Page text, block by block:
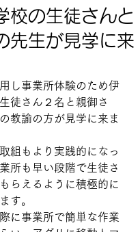
校の生徒さんと
先生が見学に来
し事業所体験のため伊
徒さん２名と親御さ
教諭の方が見学に来ま
組もより実践的になっ
所も早い段階で生徒さ
らえるように積極的に
す。
に事業所で簡単な作業